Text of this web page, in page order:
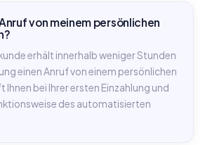
von meinem persönlichen
erhält innerhalb weniger Stunden
einen Anruf von einem persönlichen
Ihnen bei Ihrer ersten Einzahlung und
des automatisierten